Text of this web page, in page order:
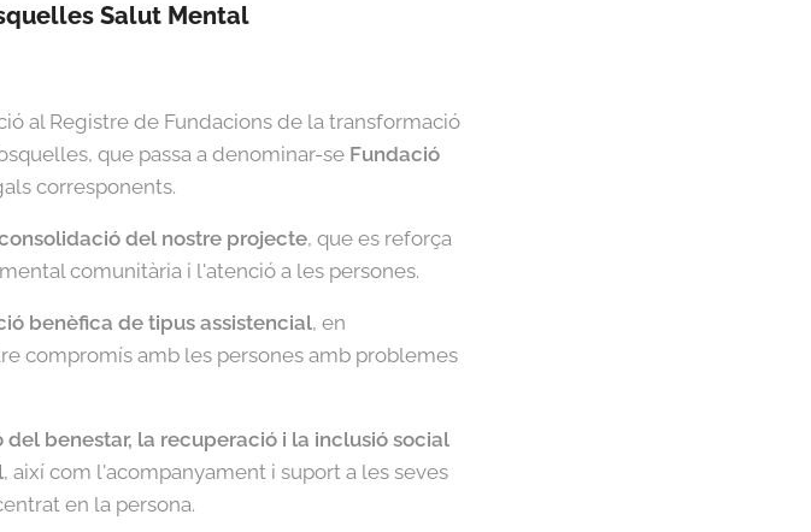
Salut Mental
al Registre de Fundacions de la transformació
que passa a denominar-se Fundació
corresponents.
del nostre projecte, que es reforça
comunitària i l'atenció a les persones.
benèfica de tipus assistencial, en
compromís amb les persones amb problemes
del benestar, la recuperació i la inclusió social
, així com l'acompanyament i suport a les seves
en la persona.